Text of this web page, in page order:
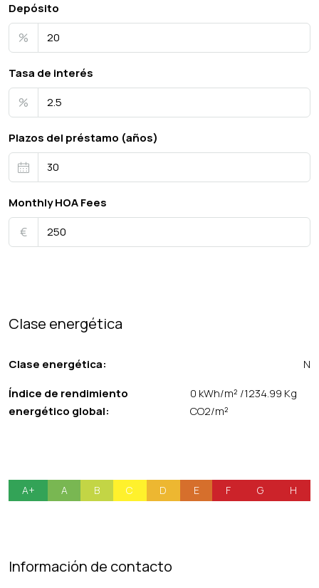
Depósito
%
Tasa de interés
%
Plazos del préstamo (años)
Monthly HOA Fees
€
Clase energética
Clase energética:
N
Índice de rendimiento
energético global:
0 kWh/m² /1234.99 Kg
CO2/m²
A+ A B C D E F G H
Información de contacto